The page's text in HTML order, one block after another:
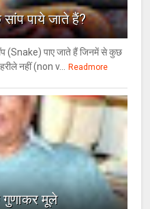
पाये जाते हैं?
(Snake) पाए जाते हैं जिनमें से कुछ
नहीं (non v...
Readmore
गुणाकर मूले